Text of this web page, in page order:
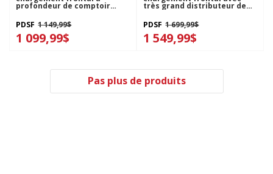
profondeur de comptoir
avec commandes intuitives -
5.0 pi cu C.E.I. WFW560CHW
PDSF 1 149,99$
1 099,99$
très grand distributeur de
détergent Load & Go™, 5.8 pi³
C.E.I. WFW8620HC
PDSF 1 699,99$
1 549,99$
Pas plus de produits